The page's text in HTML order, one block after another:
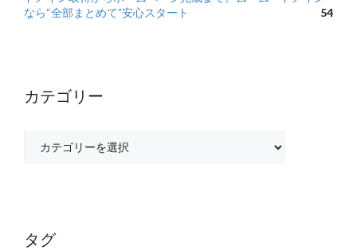
なら“全部まとめて”安心スタート
54
カテゴリー
タグ